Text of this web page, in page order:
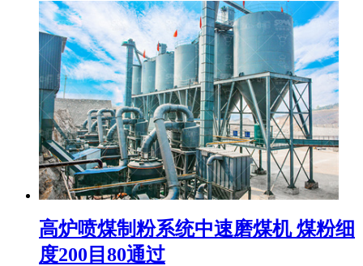
高炉喷煤制粉系统中速磨煤机 煤粉细
度200目80通过